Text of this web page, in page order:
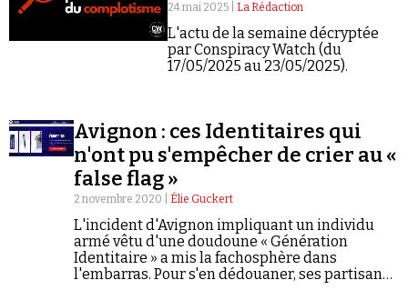
Faire un don
Demander à Vera
24 mai 2025 | La Rédaction
L'actu de la semaine décryptée
par Conspiracy Watch (du
17/05/2025 au 23/05/2025).
Avignon : ces Identitaires qui
n'ont pu s'empêcher de crier au «
false flag »
2 novembre 2020 | Élie Guckert
L'incident d'Avignon impliquant un individu
armé vêtu d'une doudoune « Génération
Identitaire » a mis la fachosphère dans
l'embarras. Pour s'en dédouaner, ses partisans